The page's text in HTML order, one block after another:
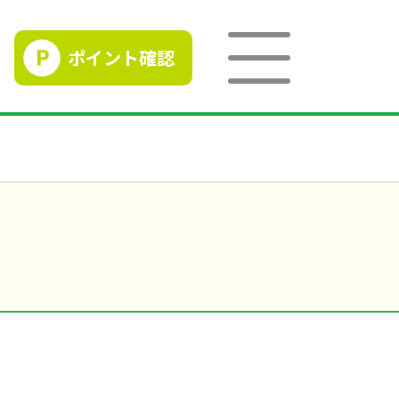
ポイント確認